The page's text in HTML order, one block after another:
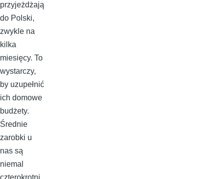
przyjeżdżają
do Polski,
zwykle na
kilka
miesięcy. To
wystarczy,
by uzupełnić
ich domowe
budżety.
Średnie
zarobki u
nas są
niemal